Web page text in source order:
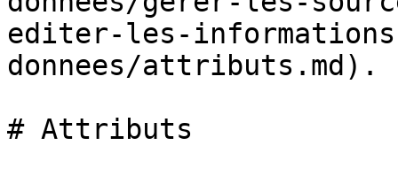
editer-les-
donnees/attributs.md).
# Attributs